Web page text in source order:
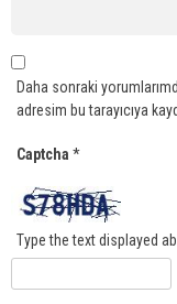
Daha sonraki
adresim bu tarayıcıya
Captcha *
Type the text displayed